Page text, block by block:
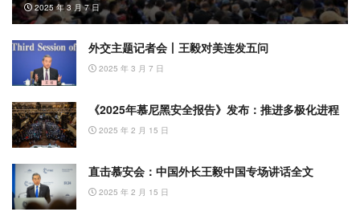
2025 年 3 月 7 日
外交主题记者会丨王毅对美连发五问
2025 年 3 月 7 日
《2025年慕尼黑安全报告》发布：推进多极化进程
2025 年 2 月 15 日
直击慕安会：中国外长王毅中国专场讲话全文
2025 年 2 月 15 日